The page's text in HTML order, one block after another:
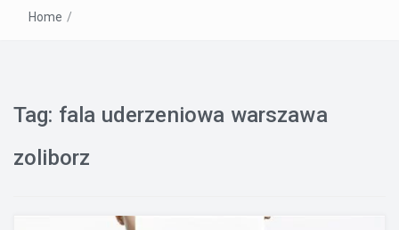
Home /
Tag: fala uderzeniowa warszawa
zoliborz